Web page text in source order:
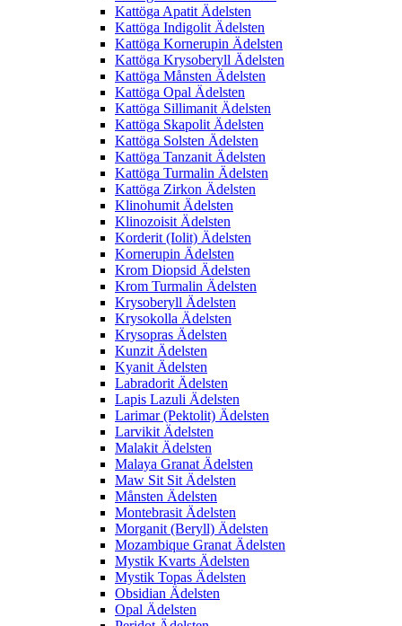
Kattöga Apatit Ädelsten
Kattöga Indigolit Ädelsten
Kattöga Kornerupin Ädelsten
Kattöga Krysoberyll Ädelsten
Kattöga Månsten Ädelsten
Kattöga Opal Ädelsten
Kattöga Sillimanit Ädelsten
Kattöga Skapolit Ädelsten
Kattöga Solsten Ädelsten
Kattöga Tanzanit Ädelsten
Kattöga Turmalin Ädelsten
Kattöga Zirkon Ädelsten
Klinohumit Ädelsten
Klinozoisit Ädelsten
Korderit (Iolit) Ädelsten
Kornerupin Ädelsten
Krom Diopsid Ädelsten
Krom Turmalin Ädelsten
Krysoberyll Ädelsten
Krysokolla Ädelsten
Krysopras Ädelsten
Kunzit Ädelsten
Kyanit Ädelsten
Labradorit Ädelsten
Lapis Lazuli Ädelsten
Larimar (Pektolit) Ädelsten
Larvikit Ädelsten
Malakit Ädelsten
Malaya Granat Ädelsten
Maw Sit Sit Ädelsten
Månsten Ädelsten
Montebrasit Ädelsten
Morganit (Beryll) Ädelsten
Mozambique Granat Ädelsten
Mystik Kvarts Ädelsten
Mystik Topas Ädelsten
Obsidian Ädelsten
Opal Ädelsten